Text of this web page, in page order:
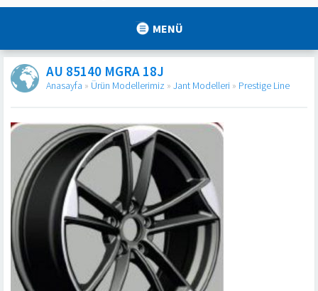
MENÜ
AU 85140 MGRA 18J
Anasayfa » Ürün Modellerimiz » Jant Modelleri » Prestige Line